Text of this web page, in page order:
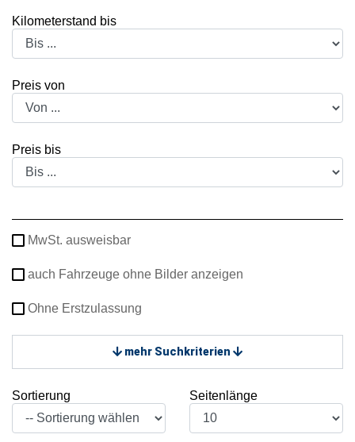
Kilometerstand bis
Preis von
Preis bis
MwSt. ausweisbar
auch Fahrzeuge ohne Bilder anzeigen
Ohne Erstzulassung
mehr Suchkriterien
Sortierung Seitenlänge